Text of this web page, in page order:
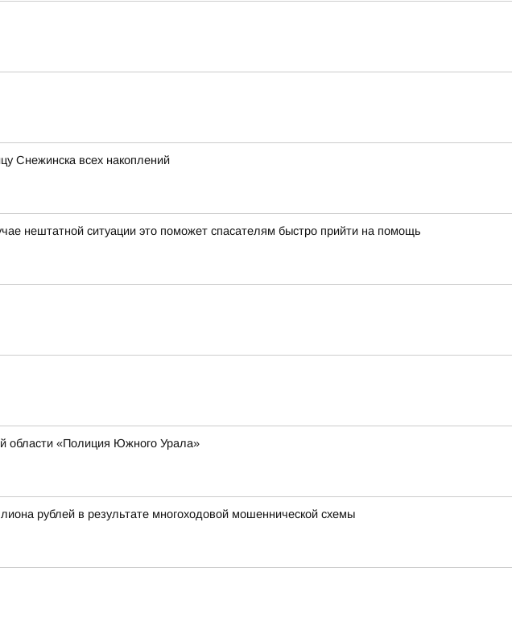
Снежинска всех накоплений
нештатной ситуации это поможет спасателям быстро прийти на помощь
области «Полиция Южного Урала»
рублей в результате многоходовой мошеннической схемы